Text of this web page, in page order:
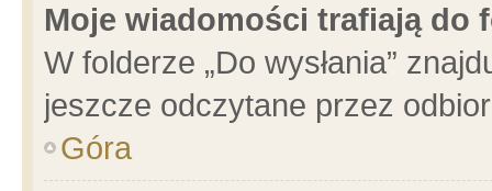
Moje wiadomości trafiają do
W folderze „Do wysłania”
jeszcze odczytane przez
Góra